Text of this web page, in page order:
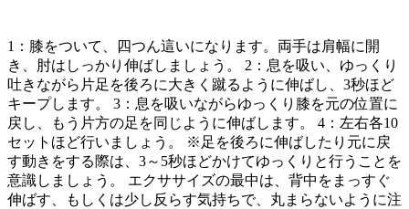
1：膝をついて、四つん這いになります。両手は肩幅に開
き、肘はしっかり伸ばしましょう。 2：息を吸い、ゆっくり
吐きながら片足を後ろに大きく蹴るように伸ばし、3秒ほど
キープします。 3：息を吸いながらゆっくり膝を元の位置に
戻し、もう片方の足を同じように伸ばします。 4：左右各10
セットほど行いましょう。 ※足を後ろに伸ばしたり元に戻
す動きをする際は、3～5秒ほどかけてゆっくりと行うことを
意識しましょう。 エクササイズの最中は、背中をまっすぐ
伸ばす、もしくは少し反らす気持ちで、丸まらないように注